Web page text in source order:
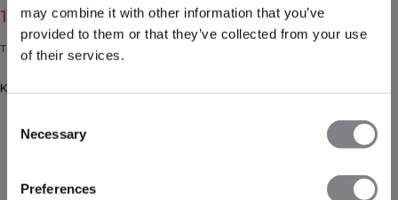
may combine it with other information that you’ve
provided to them or that they’ve collected from your use
of their services.
Selection
Necessary
Preferences
15€19€(-20%)
Trainingssokken van katoenmix met logo, 3-pack.
Kleur: White/Green/Yellow